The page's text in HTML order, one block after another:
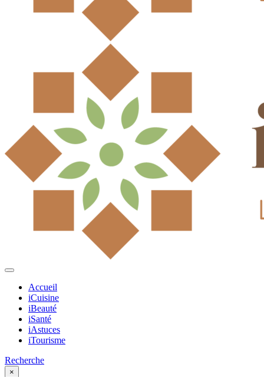
Accueil
iCuisine
iBeauté
iSanté
iAstuces
iTourisme
Recherche
×